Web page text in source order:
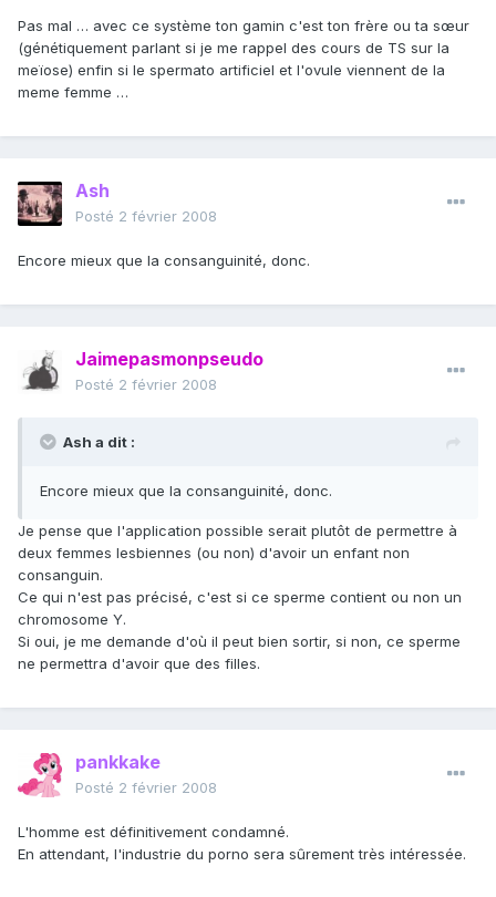
Pas mal … avec ce système ton gamin c'est ton frère ou ta sœur
(génétiquement parlant si je me rappel des cours de TS sur la
meïose) enfin si le spermato artificiel et l'ovule viennent de la
meme femme …
Ash
Posté 2 février 2008
Encore mieux que la consanguinité, donc.
Jaimepasmonpseudo
Posté 2 février 2008
Ash a dit :
Encore mieux que la consanguinité, donc.
Je pense que l'application possible serait plutôt de permettre à
deux femmes lesbiennes (ou non) d'avoir un enfant non
consanguin.
Ce qui n'est pas précisé, c'est si ce sperme contient ou non un
chromosome Y.
Si oui, je me demande d'où il peut bien sortir, si non, ce sperme
ne permettra d'avoir que des filles.
pankkake
Posté 2 février 2008
L'homme est définitivement condamné.
En attendant, l'industrie du porno sera sûrement très intéressée.